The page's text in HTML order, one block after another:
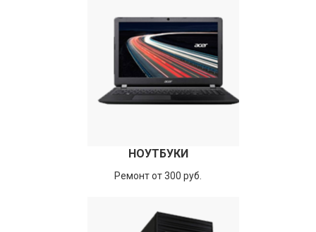
НОУТБУКИ
Ремонт от 300 руб.